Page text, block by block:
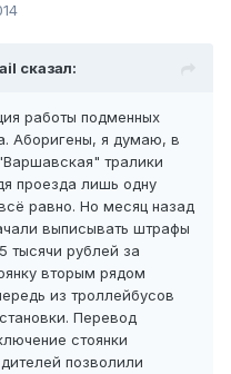
сказал:
работы подменных
Аборигены, я думаю, в
тралики
проезда лишь одну
равно. Но месяц назад
выписывать штрафы
тысячи рублей за
вторым рядом
из троллейбусов
Перевод
стоянки
позволили